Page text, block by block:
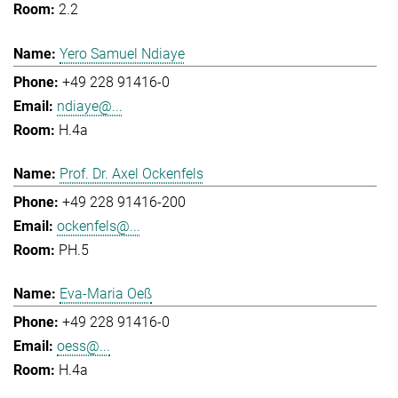
2.2
Yero Samuel Ndiaye
+49 228 91416-0
ndiaye@...
H.4a
Prof. Dr. Axel Ockenfels
+49 228 91416-200
ockenfels@...
PH.5
Eva-Maria Oeß
+49 228 91416-0
oess@...
H.4a